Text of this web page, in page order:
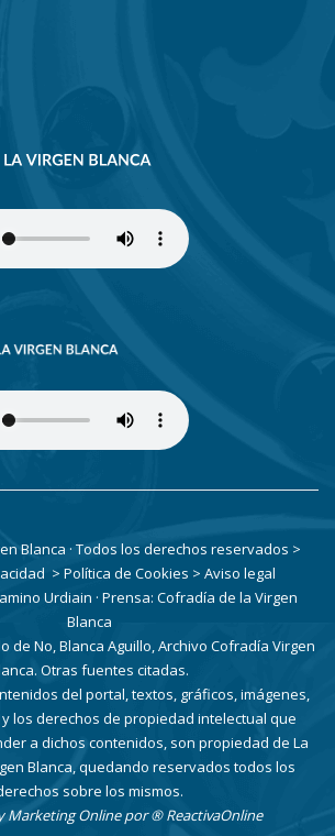
Blanca · Todos los derechos reservados >
> Política de Cookies > Aviso legal
Urdiain · Prensa: Cofradía de la Virgen
Blanca
de No, Blanca Aguillo, Archivo Cofradía Virgen
Otras fuentes citadas.
del portal, textos, gráficos, imágenes,
los derechos de propiedad intelectual que
a dichos contenidos, son propiedad de La
Blanca, quedando reservados todos los
sobre los mismos.
Marketing Online por® ReactivaOnline